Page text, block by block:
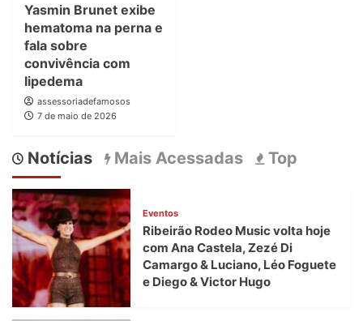
Yasmin Brunet exibe
hematoma na perna e
fala sobre
convivência com
lipedema
assessoriadefamosos
7 de maio de 2026
Notícias Mais Acessadas Top
Eventos
Ribeirão Rodeo Music volta hoje
com Ana Castela, Zezé Di
Camargo & Luciano, Léo Foguete
e Diego & Victor Hugo